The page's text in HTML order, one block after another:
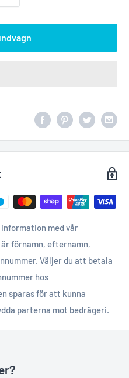
med vår
förnamn, efternamn,
Väljer du att betala
hos
sparas för att kunna
parterna mot bedrägeri.